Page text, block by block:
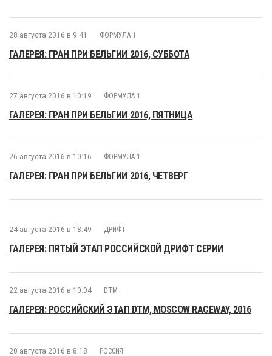
28 августа 2016 в 9:41 ФОРМУЛА 1
ГАЛЕРЕЯ: ГРАН ПРИ БЕЛЬГИИ 2016, СУББОТА
27 августа 2016 в 10:19 ФОРМУЛА 1
ГАЛЕРЕЯ: ГРАН ПРИ БЕЛЬГИИ 2016, ПЯТНИЦА
26 августа 2016 в 10:16 ФОРМУЛА 1
ГАЛЕРЕЯ: ГРАН ПРИ БЕЛЬГИИ 2016, ЧЕТВЕРГ
24 августа 2016 в 18:49 ДРИФТ
ГАЛЕРЕЯ: ПЯТЫЙ ЭТАП РОССИЙСКОЙ ДРИФТ СЕРИИ
22 августа 2016 в 10:04 DTM
ГАЛЕРЕЯ: РОССИЙСКИЙ ЭТАП DTM, MOSCOW RACEWAY, 2016
20 августа 2016 в 8:18 РОССИЯ